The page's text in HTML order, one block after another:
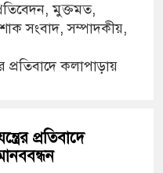
,মুক্তমত,
সংবাদ,সম্পাদকীয়,
প্রতিবাদে কলাপাড়ায়
প্রতিবাদে